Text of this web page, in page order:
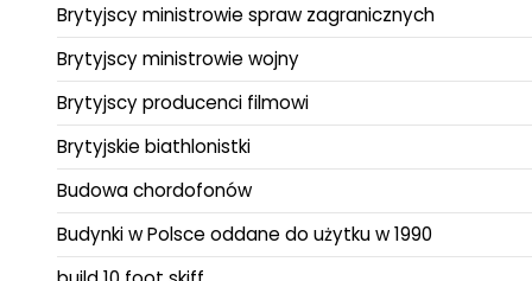
Brytyjscy ministrowie spraw zagranicznych
Brytyjscy ministrowie wojny
Brytyjscy producenci filmowi
Brytyjskie biathlonistki
Budowa chordofonów
Budynki w Polsce oddane do użytku w 1990